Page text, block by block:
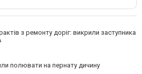
з ремонту доріг: викрили заступника
полювати на пернату дичину